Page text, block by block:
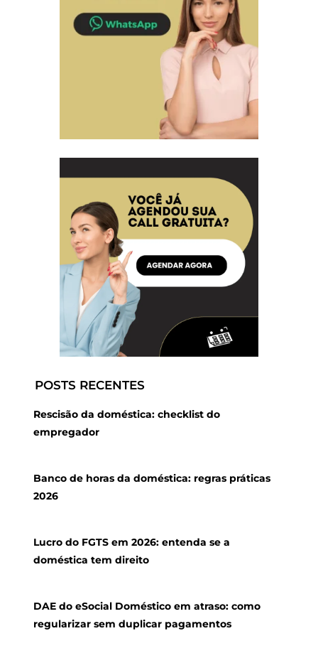
POSTS RECENTES
Rescisão da doméstica: checklist do
empregador
Banco de horas da doméstica: regras práticas
2026
Lucro do FGTS em 2026: entenda se a
doméstica tem direito
DAE do eSocial Doméstico em atraso: como
regularizar sem duplicar pagamentos